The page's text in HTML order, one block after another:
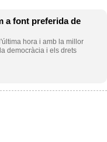
a font preferida de
hora i amb la millor
democràcia i els drets